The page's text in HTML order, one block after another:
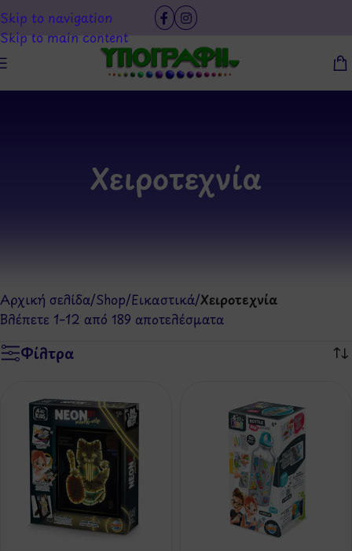
Skip to navigation
Skip to main content
Χειροτεχνία
Αρχική σελίδα/Shop/Εικαστικά/Χειροτεχνία
Βλέπετε 1–12 από 189 αποτελέσματα
Φίλτρα